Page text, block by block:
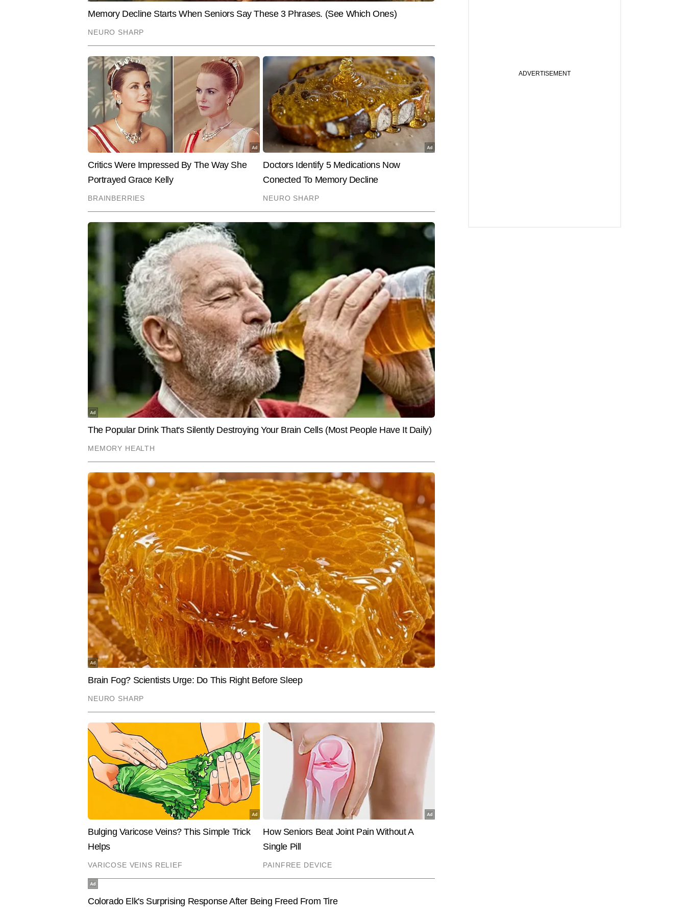
बड़ी ताकत है। ब्रेकिंग न्यूज की रफ्तार हो या किसी जटिल मुद्दे को आसान बनाकर समझाने वाले एक्सप्लेनर—पीयूष दोनों में बराबर
दक्षता रखते हैं। न्यूज जजमेंट, फैक्ट-बेस्ड राइटिंग और एंड-टू-एंड कॉपी प्रोडक्शन पर इनकी पकड़ मजबूत है और अबतक
4,000 से अधिक स्टोरी लिख चुके हैं।
Hindi NewsIndia
End of Article